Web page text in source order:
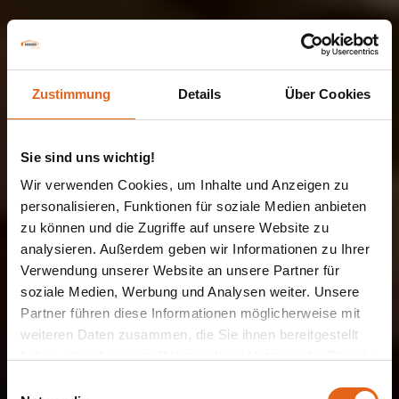
Zustimmung Details Über Cookies
Sie sind uns wichtig!
Wir verwenden Cookies, um Inhalte und Anzeigen zu
personalisieren, Funktionen für soziale Medien anbieten
zu können und die Zugriffe auf unsere Website zu
analysieren. Außerdem geben wir Informationen zu Ihrer
Verwendung unserer Website an unsere Partner für
soziale Medien, Werbung und Analysen weiter. Unsere
Partner führen diese Informationen möglicherweise mit
weiteren Daten zusammen, die Sie ihnen bereitgestellt
Holzwerke
Weinzierl GmbH